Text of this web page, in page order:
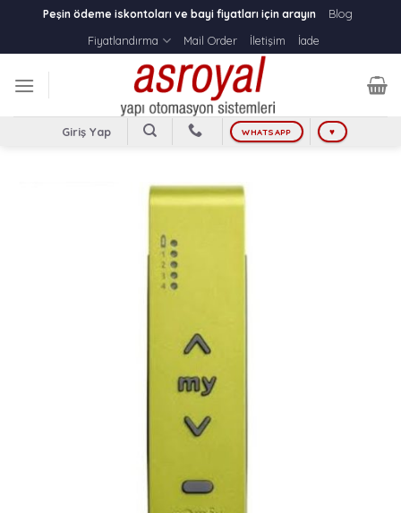
content
Peşin ödeme iskontoları ve bayi fiyatları için arayın
Blog
Fiyatlandırma
Mail Order İletişim İade
Giriş Yap WHATSAPP ♥